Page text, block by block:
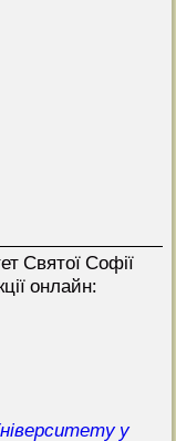
Святої Софії
онлайн:
у